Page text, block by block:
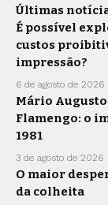
Últimas
É possível
custos
impressão?
6 de agosto de 2026
Mário Augusto
Flamengo: o
1981
3 de agosto de 2026
O maior
da colheita